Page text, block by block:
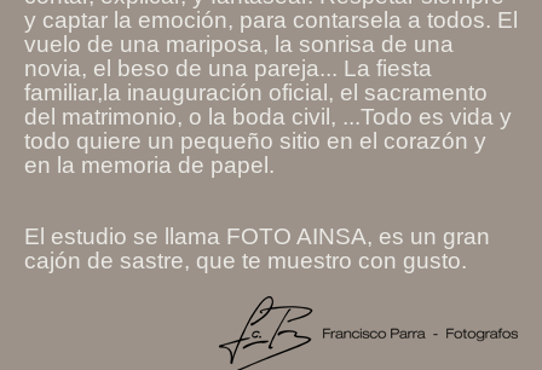
y captar la emoción, para contarsela a todos. El
vuelo de una mariposa, la sonrisa de una
novia, el beso de una pareja... La fiesta
familiar,la inauguración oficial, el sacramento
del matrimonio, o la boda civil, ...Todo es vida y
todo quiere un pequeño sitio en el corazón y
en la memoria de papel.
El estudio se llama FOTO AINSA, es un gran
cajón de sastre, que te muestro con gusto.